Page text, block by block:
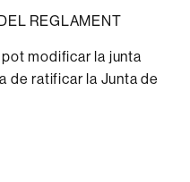
REGLAMENT
modificar la junta
deratificarla Junta de